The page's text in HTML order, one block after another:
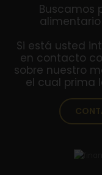
Buscamos
Si está usted
en contacto
sobre nuestro
el cual prima